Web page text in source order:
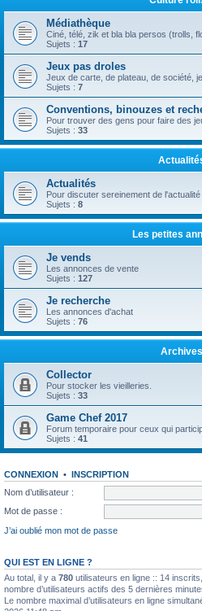
Médiathèque
Ciné, télé, zik et bla bla persos (trolls,
Sujets : 17
Jeux pas droles
Jeux de carte, de plateau, de société,
Sujets : 7
Conventions, binouzes et
Pour trouver des gens pour faire des
Sujets : 33
Actualités
Pour discuter sereinement de l'actualité
Sujets : 8
Les petites
Je vends
Les annonces de vente
Sujets : 127
Je recherche
Les annonces d'achat
Sujets : 76
Archives
Collector
Pour stocker les vieilleries.
Sujets : 33
Game Chef 2017
Forum temporaire pour ceux qui
Sujets : 41
CONNEXION • INSCRIPTION
Nom d’utilisateur :
Mot de passe :
J’ai oublié mon mot de passe
QUI EST EN LIGNE ?
Au total, il y a 780 utilisateurs en ligne :: 14
nombre d’utilisateurs actifs des 5 dernières
Le nombre maximal d’utilisateurs en ligne